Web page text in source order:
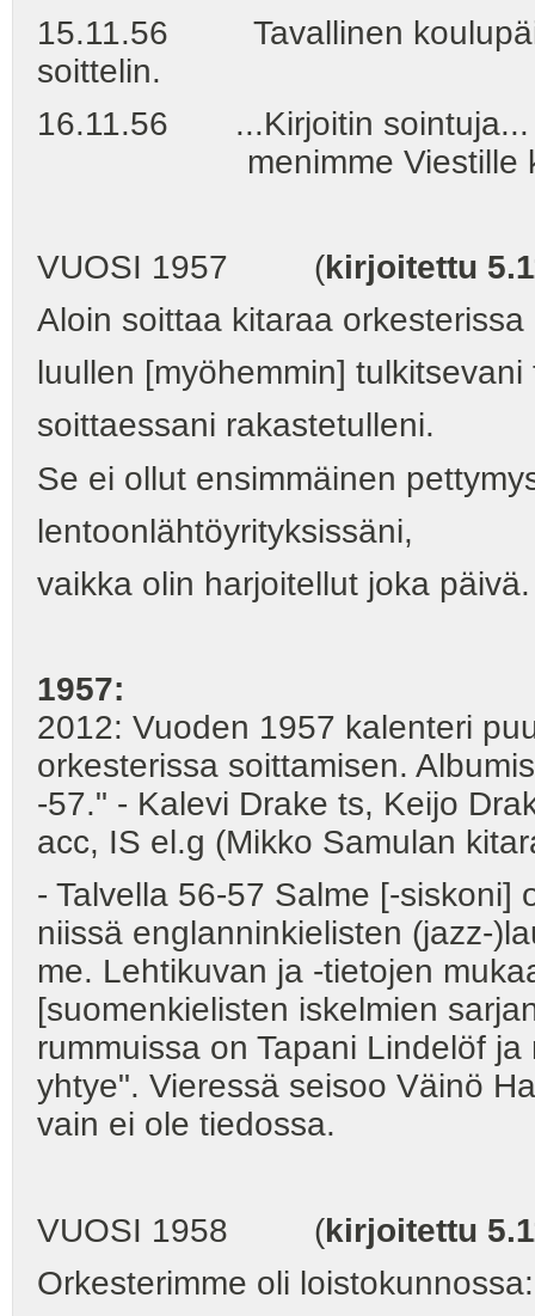
15.11.56 Tavallinen
soittelin.
16.11.56 ...Kirjoitin sointuja...
menimme Viestille
VUOSI 1957 (kirjoitettu
Aloin soittaa kitaraa orkesterissa
luullen [myöhemmin] tulkitsevani
soittaessani rakastetulleni.
Se ei ollut ensimmäinen
lentoonlähtöyrityksissäni,
vaikka olin harjoitellut joka päivä.
1957:
2012: Vuoden 1957 kalenteri
orkesterissa soittamisen.
-57." - Kalevi Drake ts, Keijo
acc, IS el.g (Mikko Samulan
- Talvella 56-57 Salme [-siskoni]
niissä englanninkielisten (jazz-
me. Lehtikuvan ja -tietojen
[suomenkielisten iskelmien
rummuissa on Tapani Lindelöf
yhtye". Vieressä seisoo Väinö
vain ei ole tiedossa.
VUOSI 1958 (kirjoitettu
Orkesterimme oli loistokunnossa: